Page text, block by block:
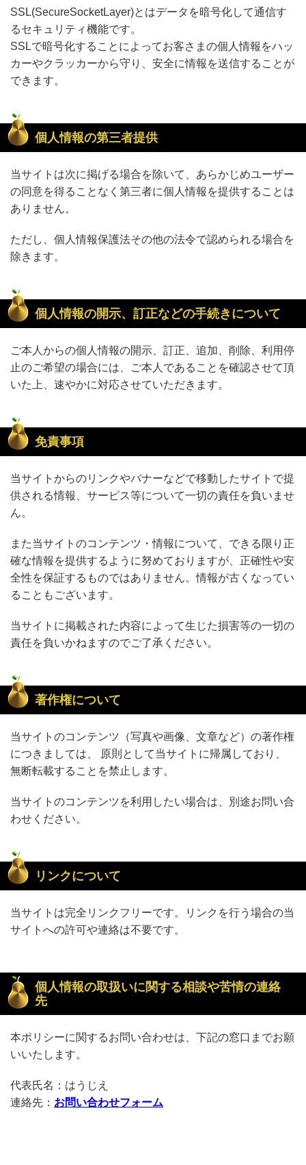
SSL(SecureSocketLayer)とはデータを暗号化して通信す
るセキュリティ機能です。
SSLで暗号化することによってお客さまの個人情報をハッ
カーやクラッカーから守り、安全に情報を送信することが
できます。
個人情報の第三者提供
当サイトは次に掲げる場合を除いて、あらかじめユーザー
の同意を得ることなく第三者に個人情報を提供することは
ありません。
ただし、個人情報保護法その他の法令で認められる場合を
除きます。
個人情報の開示、訂正などの手続きについて
ご本人からの個人情報の開示、訂正、追加、削除、利用停
止のご希望の場合には、ご本人であることを確認させて頂
いた上、速やかに対応させていただきます。
免責事項
当サイトからのリンクやバナーなどで移動したサイトで提
供される情報、サービス等について一切の責任を負いませ
ん。
また当サイトのコンテンツ・情報について、できる限り正
確な情報を提供するように努めておりますが、正確性や安
全性を保証するものではありません。情報が古くなってい
ることもございます。
当サイトに掲載された内容によって生じた損害等の一切の
責任を負いかねますのでご了承ください。
著作権について
当サイトのコンテンツ（写真や画像、文章など）の著作権
につきましては、 原則として当サイトに帰属しており、
無断転載することを禁止します。
当サイトのコンテンツを利用したい場合は、別途お問い合
わせください。
リンクについて
当サイトは完全リンクフリーです。リンクを行う場合の当
サイトへの許可や連絡は不要です。
個人情報の取扱いに関する相談や苦情の連絡
先
本ポリシーに関するお問い合わせは、下記の窓口までお願
いいたします。
代表氏名：はうじえ
連絡先： お問い合わせフォーム